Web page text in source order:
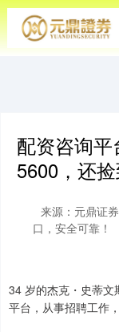
配资咨询
5600，还
来源：元鼎证券
口，安全可靠！
34 岁的杰克・史蒂文
平台，从事招聘工作